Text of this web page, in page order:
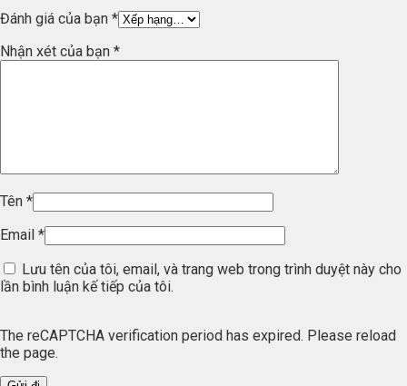
Đánh giá của bạn *
Nhận xét của bạn *
Tên *
Email *
Lưu tên của tôi, email, và trang web trong trình duyệt này cho
lần bình luận kế tiếp của tôi.
The reCAPTCHA verification period has expired. Please reload
the page.